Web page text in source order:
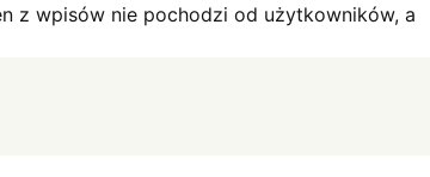
z wpisów nie pochodzi od użytkowników, a